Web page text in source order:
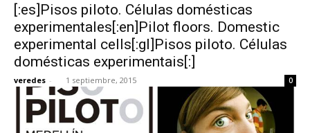
[:es]Pisos piloto. Células domésticas
experimentales[:en]Pilot floors. Domestic
experimental cells[:gl]Pisos piloto. Células
domésticas experimentais[:]
veredes - 1 septiembre, 2015 0